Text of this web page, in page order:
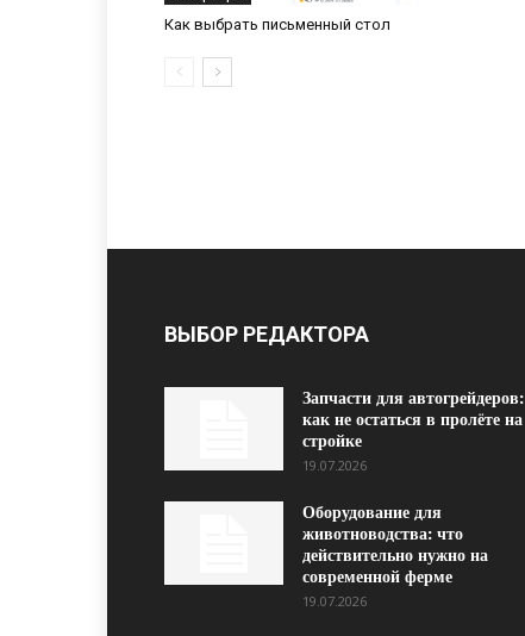
Как выбрать письменный стол
ВЫБОР РЕДАКТОРА
Запчасти для автогрейдеров:
как не остаться в пролёте на
стройке
19.07.2026
Оборудование для
животноводства: что
действительно нужно на
современной ферме
19.07.2026